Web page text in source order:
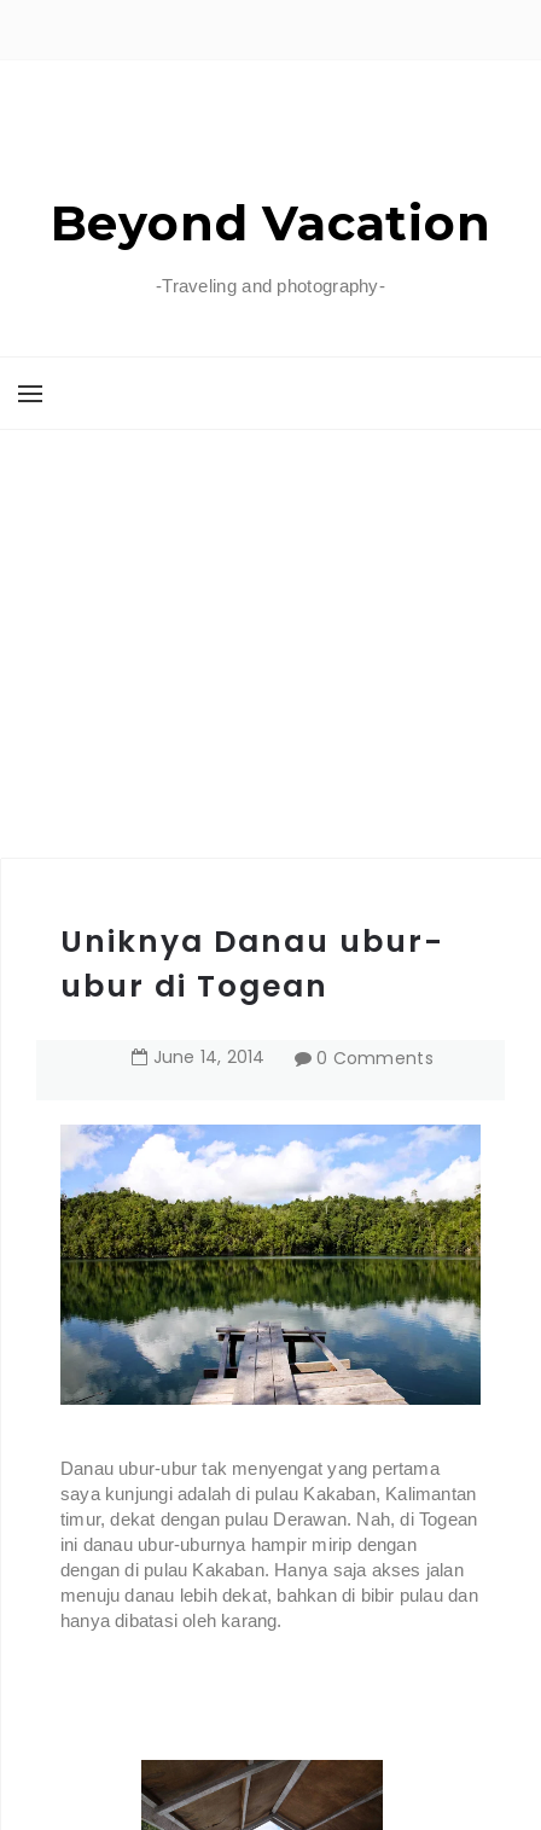
Beyond Vacation
-Traveling and photography-
Uniknya Danau ubur-
ubur di Togean
June 14, 2014 0 Comments
Danau ubur-ubur tak menyengat yang pertama
saya kunjungi adalah di pulau Kakaban, Kalimantan
timur, dekat dengan pulau Derawan. Nah, di Togean
ini danau ubur-uburnya hampir mirip dengan
dengan di pulau Kakaban. Hanya saja akses jalan
menuju danau lebih dekat, bahkan di bibir pulau dan
hanya dibatasi oleh karang.